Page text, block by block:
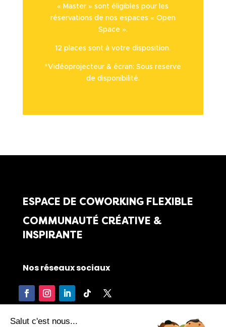
« Master » sont éligibles pour les
réservations de nos espaces « Open
Space ».
12 places sont à votre disposition.
*Vidéoprojecteur & écran: Sous reserve
de disponibilité.
ESPACE DE COWORKING FLEXIBLE
COMMUNAUTÉ CRÉATIVE &
INSPIRANTE
Nos réseaux sociaux
Salut c'est nous...